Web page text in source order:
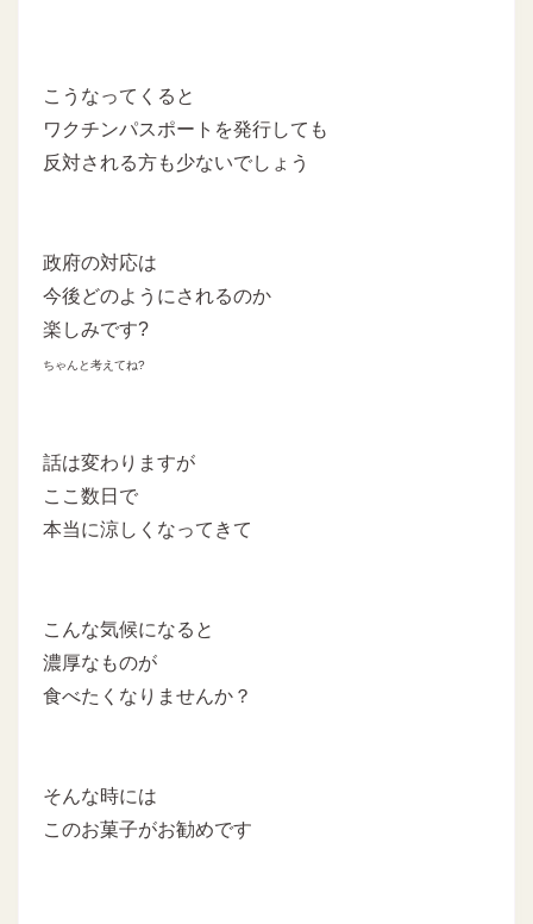
こうなってくると
ワクチンパスポートを発行しても
反対される方も少ないでしょう
政府の対応は
今後どのようにされるのか
楽しみです?
ちゃんと考えてね?
話は変わりますが
ここ数日で
本当に涼しくなってきて
こんな気候になると
濃厚なものが
食べたくなりませんか？
そんな時には
このお菓子がお勧めです